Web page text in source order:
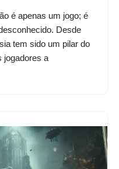
é apenas um jogo; é
Desde
tem sido um pilar do
jogadores a